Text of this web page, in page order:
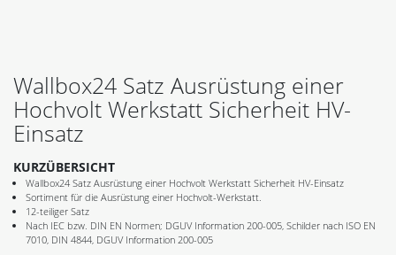
Wallbox24 Satz Ausrüstung einer
Hochvolt Werkstatt Sicherheit HV-
Einsatz
KURZÜBERSICHT
Wallbox24 Satz Ausrüstung einer Hochvolt Werkstatt Sicherheit HV-Einsatz
Sortiment für die Ausrüstung einer Hochvolt-Werkstatt.
12-teiliger Satz
Nach IEC bzw. DIN EN Normen; DGUV Information 200-005, Schilder nach ISO EN
7010, DIN 4844, DGUV Information 200-005